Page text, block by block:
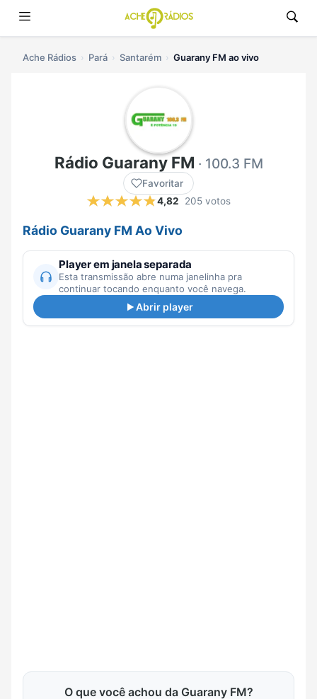
Ache Rádios Pará Santarém Guarany FM ao vivo
Rádio Guarany FM · 100.3 FM
Favoritar
4,82
205 votos
Rádio Guarany FM Ao Vivo
Player em janela separada
Esta transmissão abre numa janelinha pra
continuar tocando enquanto você navega.
Abrir player
O que você achou da Guarany FM?